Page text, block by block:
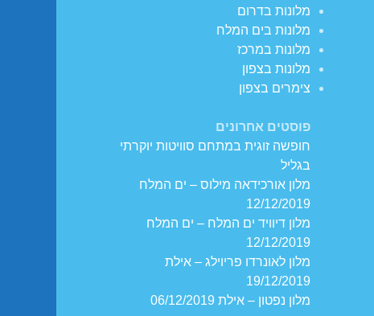
מלונות בדרום
מלונות בים המלח
מלונות במרכז
מלונות בצפון
צימרים בצפון
פוסטים אחרונים
חופשה זוגית במתחם סוויטות יוקרתי
בגליל
מלון אורכידאה מילוס – ים המלח
12/12/2019
מלון דיוויד ים המלח – ים המלח
12/12/2019
מלון לאונרדו פריוילג – אילת
19/12/2019
מלון נפטון – אילת 06/12/2019